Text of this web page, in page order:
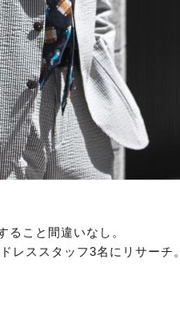
こと間違いなし。
レススタッフ3名にリサーチ。